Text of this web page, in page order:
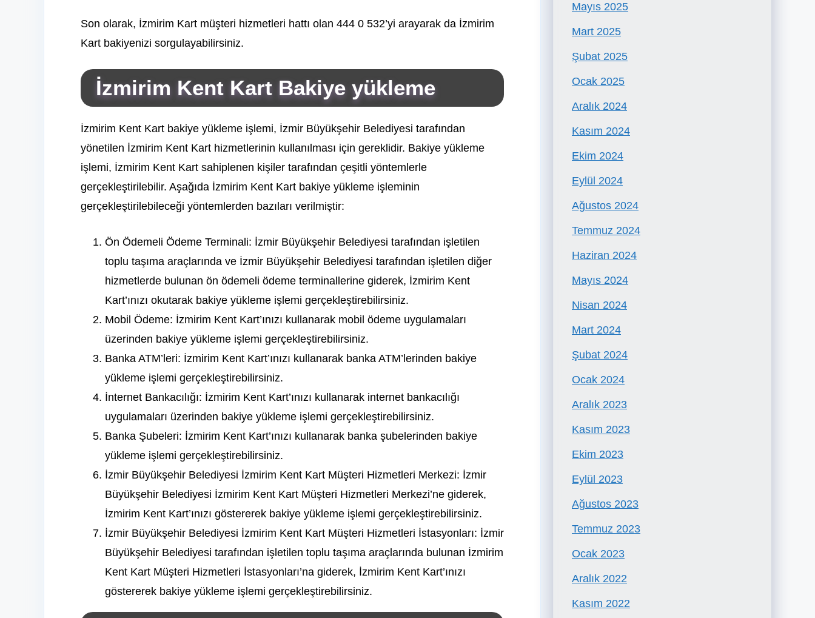
Son olarak, İzmirim Kart müşteri hizmetleri hattı olan 444 0 532’yi arayarak da İzmirim
Kart bakiyenizi sorgulayabilirsiniz.
İzmirim Kent Kart Bakiye yükleme
İzmirim Kent Kart bakiye yükleme işlemi, İzmir Büyükşehir Belediyesi tarafından
yönetilen İzmirim Kent Kart hizmetlerinin kullanılması için gereklidir. Bakiye yükleme
işlemi, İzmirim Kent Kart sahiplenen kişiler tarafından çeşitli yöntemlerle
gerçekleştirilebilir. Aşağıda İzmirim Kent Kart bakiye yükleme işleminin
gerçekleştirilebileceği yöntemlerden bazıları verilmiştir:
Ön Ödemeli Ödeme Terminali: İzmir Büyükşehir Belediyesi tarafından işletilen
toplu taşıma araçlarında ve İzmir Büyükşehir Belediyesi tarafından işletilen diğer
hizmetlerde bulunan ön ödemeli ödeme terminallerine giderek, İzmirim Kent
Kart’ınızı okutarak bakiye yükleme işlemi gerçekleştirebilirsiniz.
Mobil Ödeme: İzmirim Kent Kart’ınızı kullanarak mobil ödeme uygulamaları
üzerinden bakiye yükleme işlemi gerçekleştirebilirsiniz.
Banka ATM’leri: İzmirim Kent Kart’ınızı kullanarak banka ATM’lerinden bakiye
yükleme işlemi gerçekleştirebilirsiniz.
İnternet Bankacılığı: İzmirim Kent Kart’ınızı kullanarak internet bankacılığı
uygulamaları üzerinden bakiye yükleme işlemi gerçekleştirebilirsiniz.
Banka Şubeleri: İzmirim Kent Kart’ınızı kullanarak banka şubelerinden bakiye
yükleme işlemi gerçekleştirebilirsiniz.
İzmir Büyükşehir Belediyesi İzmirim Kent Kart Müşteri Hizmetleri Merkezi: İzmir
Büyükşehir Belediyesi İzmirim Kent Kart Müşteri Hizmetleri Merkezi’ne giderek,
İzmirim Kent Kart’ınızı göstererek bakiye yükleme işlemi gerçekleştirebilirsiniz.
İzmir Büyükşehir Belediyesi İzmirim Kent Kart Müşteri Hizmetleri İstasyonları: İzmir
Büyükşehir Belediyesi tarafından işletilen toplu taşıma araçlarında bulunan İzmirim
Kent Kart Müşteri Hizmetleri İstasyonları’na giderek, İzmirim Kent Kart’ınızı
göstererek bakiye yükleme işlemi gerçekleştirebilirsiniz.
Mayıs 2025
Mart 2025
Şubat 2025
Ocak 2025
Aralık 2024
Kasım 2024
Ekim 2024
Eylül 2024
Ağustos 2024
Temmuz 2024
Haziran 2024
Mayıs 2024
Nisan 2024
Mart 2024
Şubat 2024
Ocak 2024
Aralık 2023
Kasım 2023
Ekim 2023
Eylül 2023
Ağustos 2023
Temmuz 2023
Ocak 2023
Aralık 2022
Kasım 2022